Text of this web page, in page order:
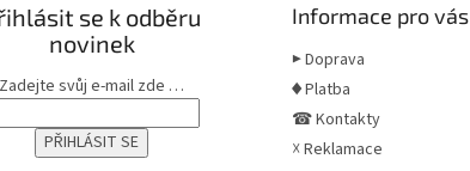
se k odběru
novinek
Zadejte svůj e-mail zde …
Informace pro vás
▶ Doprava
♦ Platba
☎ Kontakty
☓ Reklamace